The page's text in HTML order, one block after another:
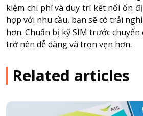
kiệm chi phí và duy trì kết nối ổn
hợp với nhu cầu, bạn sẽ có trải
hơn. Chuẩn bị kỹ SIM trước
trở nên dễ dàng và trọn vẹn hơn.
Related articles